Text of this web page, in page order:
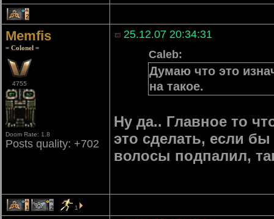
2
Memfis
= Colonel =
4755
Doom Rate: 1.8
Posts quality: +702
25.12.07 20:34:31
Caleb:
Думаю что это
на такое.
Ну да.. Главное то
это сделать, если
волосы подпалил,
1 2 1